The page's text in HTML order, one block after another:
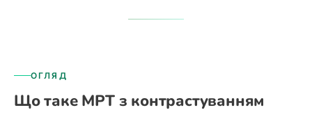
ОГЛЯД
Що таке МРТ з контрастуванням